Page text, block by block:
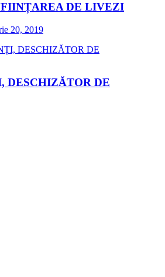
DE LIVEZI
20, 2019
DESCHIZĂTOR DE